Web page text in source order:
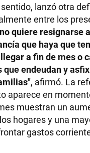
lanzó otra
entre los
quiere resignarse
que haya que
a fin de mes o
endeudan y
, afirmó. La
aparece en
muestran un
hogares y una
gastos